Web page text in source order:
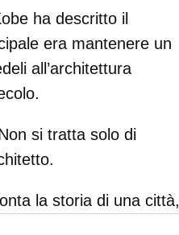
ha descritto il
era mantenere un
all’architettura
si tratta solo di
la storia di una città,